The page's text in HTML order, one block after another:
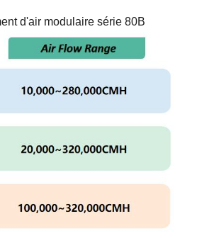
d'air modulaire série 80B